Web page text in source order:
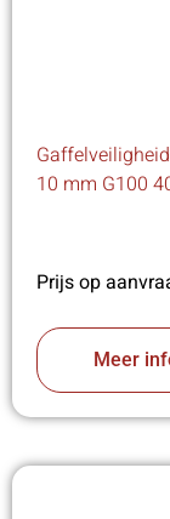
10 mm G100
Prijs op
Meer